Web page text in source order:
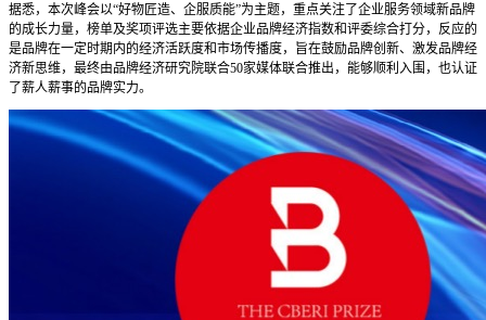
据悉，本次峰会以“好物匠造、企服质能”为主题，重点关注了企业服务领域新品牌
的成长力量，榜单及奖项评选主要依据企业品牌经济指数和评委综合打分，反应的
是品牌在一定时期内的经济活跃度和市场传播度，旨在鼓励品牌创新、激发品牌经
济新思维，最终由品牌经济研究院联合50家媒体联合推出，能够顺利入围，也认证
了薪人薪事的品牌实力。